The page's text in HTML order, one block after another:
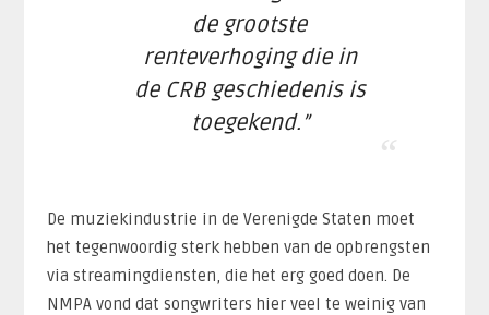
de grootste
renteverhoging die in
de CRB geschiedenis is
toegekend.”
De muziekindustrie in de Verenigde Staten moet
het tegenwoordig sterk hebben van de opbrengsten
via streamingdiensten, die het erg goed doen. De
NMPA vond dat songwriters hier veel te weinig van